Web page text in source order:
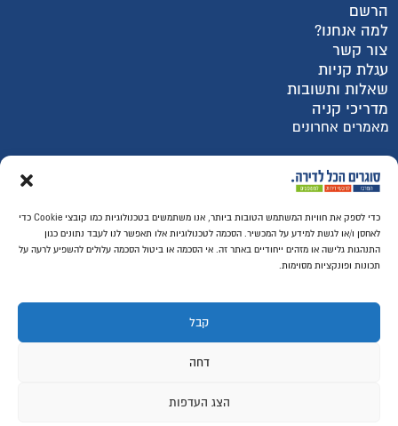
כדי לספק את חוויות המשתמש הטובות ביותר, אנו משתמשים בטכנולוגיות כמו קובצי Cookie כדי
לאחסן ו/או לגשת למידע על המכשיר. הסכמה לטכנולוגיות אלו תאפשר לנו לעבד נתונים כגון
התנהגות גלישה או מזהים ייחודיים באתר זה. אי הסכמה או ביטול הסכמה עלולים להשפיע לרעה על
תכונות ופונקציות מסוימות.
קבל
דחה
הצג העדפות
הרשם
למה אנחנו?
צור קשר
עגלת קניות
שאלות ותשובות
מדריכי קניה
מאמרים אחרונים
רכישה מאובטחת SSL